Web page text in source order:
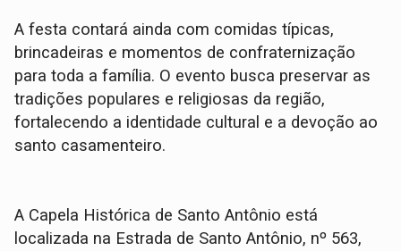
A festa contará ainda com comidas típicas,
brincadeiras e momentos de confraternização
para toda a família. O evento busca preservar as
tradições populares e religiosas da região,
fortalecendo a identidade cultural e a devoção ao
santo casamenteiro.
A Capela Histórica de Santo Antônio está
localizada na Estrada de Santo Antônio, nº 563,